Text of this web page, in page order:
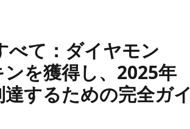
べて：ダイヤモン
ンを獲得し、2025年
するための完全ガイ